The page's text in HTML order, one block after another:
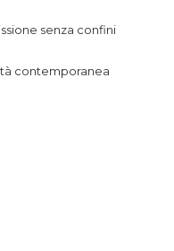
senza confini
contemporanea